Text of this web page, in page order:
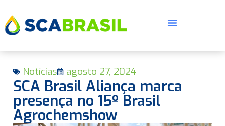
Notícias agosto 27, 2024
SCA Brasil Aliança marca
presença no 15º Brasil
Agrochemshow